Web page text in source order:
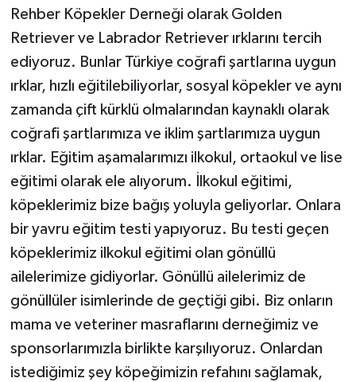
Rehber Köpekler Derneği olarak Golden
Retriever ve Labrador Retriever ırklarını tercih
ediyoruz. Bunlar Türkiye coğrafi şartlarına uygun
ırklar, hızlı eğitilebiliyorlar, sosyal köpekler ve aynı
zamanda çift kürklü olmalarından kaynaklı olarak
coğrafi şartlarımıza ve iklim şartlarımıza uygun
ırklar. Eğitim aşamalarımızı ilkokul, ortaokul ve lise
eğitimi olarak ele alıyorum. İlkokul eğitimi,
köpeklerimiz bize bağış yoluyla geliyorlar. Onlara
bir yavru eğitim testi yapıyoruz. Bu testi geçen
köpeklerimiz ilkokul eğitimi olan gönüllü
ailelerimize gidiyorlar. Gönüllü ailelerimiz de
gönüllüler isimlerinde de geçtiği gibi. Biz onların
mama ve veteriner masraflarını derneğimiz ve
sponsorlarımızla birlikte karşılıyoruz. Onlardan
istediğimiz şey köpeğimizin refahını sağlamak,